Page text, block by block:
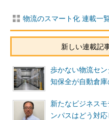
物流のスマート化 連載一
新しい連載記
歩かない物流セ
知保全が自動倉
新たなビジネス
ンパスはどう対